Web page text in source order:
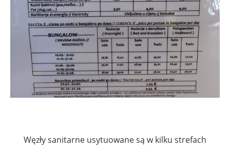
Węzły sanitarne usytuowane są w kilku strefach